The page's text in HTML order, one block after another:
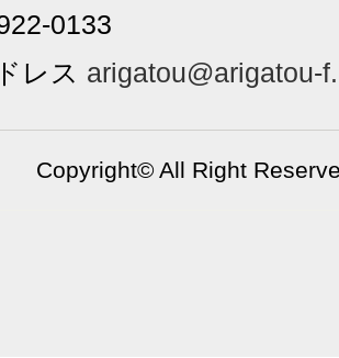
0133
レス arigatou@arigatou-
Copyright© All Right